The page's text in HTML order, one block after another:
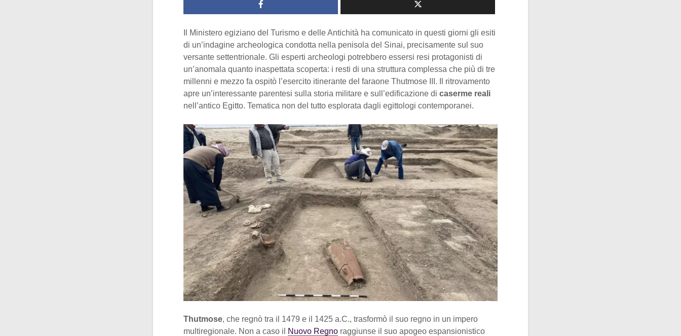
Il Ministero egiziano del Turismo e delle Antichità ha comunicato in questi giorni gli esiti
di un’indagine archeologica condotta nella penisola del Sinai, precisamente sul suo
versante settentrionale. Gli esperti archeologi potrebbero essersi resi protagonisti di
un’anomala quanto inaspettata scoperta: i resti di una struttura complessa che più di tre
millenni e mezzo fa ospitò l’esercito itinerante del faraone Thutmose III. Il ritrovamento
apre un’interessante parentesi sulla storia militare e sull’edificazione di caserme reali
nell’antico Egitto. Tematica non del tutto esplorata dagli egittologi contemporanei.
Thutmose, che regnò tra il 1479 e il 1425 a.C., trasformò il suo regno in un impero
multiregionale. Non a caso il
Nuovo Regno raggiunse il suo apogeo espansionistico